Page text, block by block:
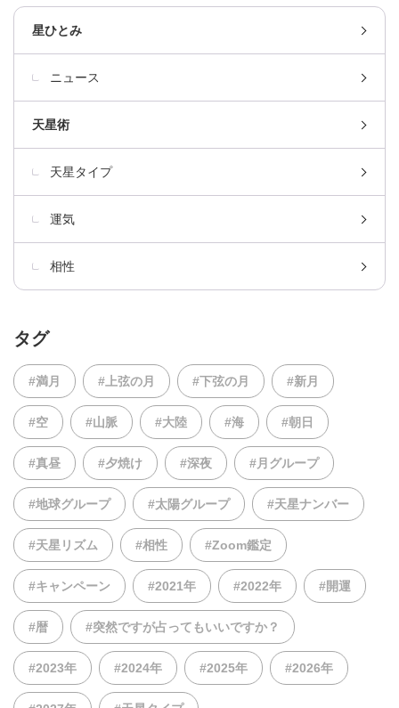
星ひとみ
ニュース
天星術
天星タイプ
運気
相性
タグ
#満月 #上弦の月 #下弦の月 #新月
#空 #山脈 #大陸 #海 #朝日
#真昼 #夕焼け #深夜 #月グループ
#地球グループ #太陽グループ #天星ナンバー
#天星リズム #相性 #Zoom鑑定
#キャンペーン #2021年 #2022年 #開運
#暦 #突然ですが占ってもいいですか？
#2023年 #2024年 #2025年 #2026年